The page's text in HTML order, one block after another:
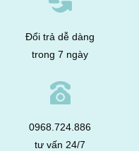
Đổi trả dễ dàng
trong 7 ngày
0968.724.886
tư vấn 24/7